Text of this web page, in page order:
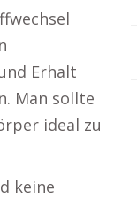
Erhalt
Man sollte
ideal zu
keine